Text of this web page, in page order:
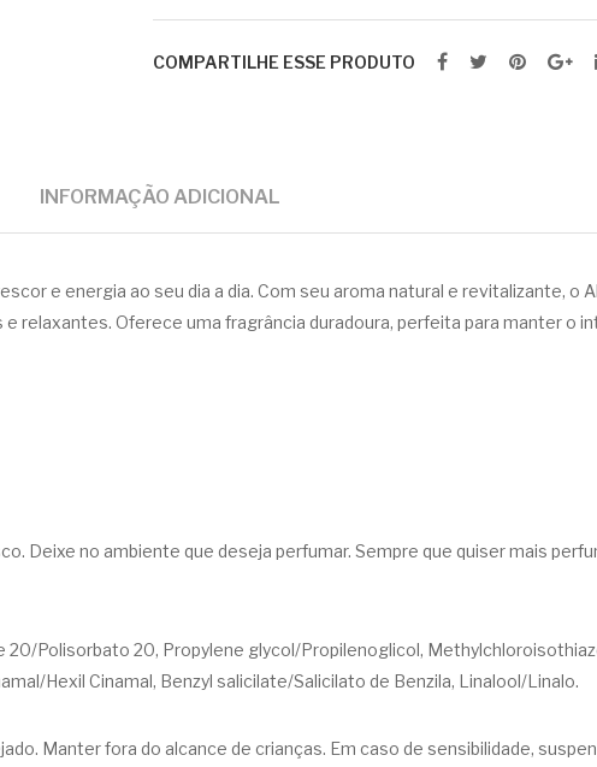
COMPARTILHE ESSE PRODUTO
INFORMAÇÃO ADICIONAL
e energia ao seu dia a dia. Com seu aroma natural e revitalizante, o
relaxantes. Oferece uma fragrância duradoura, perfeita para manter o
Deixe no ambiente que deseja perfumar. Sempre que quiser mais
Polisorbato 20, Propylene glycol/Propilenoglicol,
Hexil Cinamal, Benzyl salicilate/Salicilato de Benzila, Linalool/Linalo.
Manter fora do alcance de crianças. Em caso de sensibilidade,